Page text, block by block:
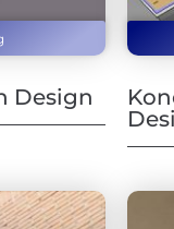
Design